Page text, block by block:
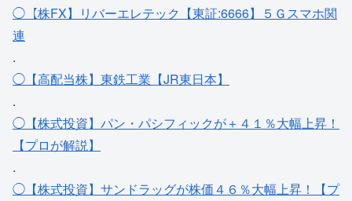
◯【株FX】リバーエレテック【東証:6666】５Ｇスマホ関
連
.
◯【高配当株】東鉄工業【JR東日本】
.
◯【株式投資】パン・パシフィックが＋４１％大幅上昇！
【プロが解説】
.
◯【株式投資】サンドラッグが株価４６％大幅上昇！【プ